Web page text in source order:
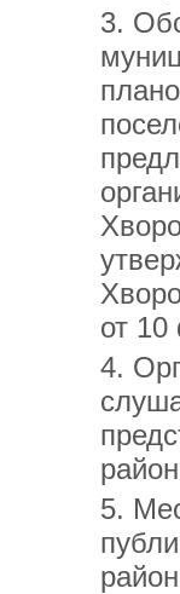
3.
от
4.
5.